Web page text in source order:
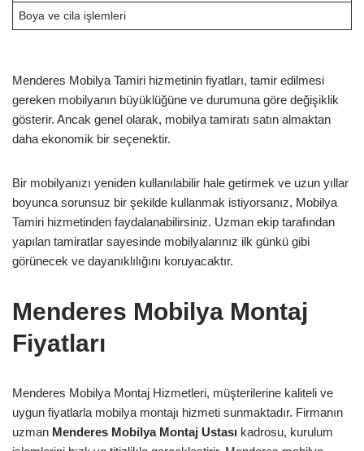
Boya ve cila işlemleri
Menderes Mobilya Tamiri hizmetinin fiyatları, tamir edilmesi
gereken mobilyanın büyüklüğüne ve durumuna göre değişiklik
gösterir. Ancak genel olarak, mobilya tamiratı satın almaktan
daha ekonomik bir seçenektir.
Bir mobilyanızı yeniden kullanılabilir hale getirmek ve uzun yıllar
boyunca sorunsuz bir şekilde kullanmak istiyorsanız, Mobilya
Tamiri hizmetinden faydalanabilirsiniz. Uzman ekip tarafından
yapılan tamiratlar sayesinde mobilyalarınız ilk günkü gibi
görünecek ve dayanıklılığını koruyacaktır.
Menderes Mobilya Montaj
Fiyatları
Menderes Mobilya Montaj Hizmetleri, müşterilerine kaliteli ve
uygun fiyatlarla mobilya montajı hizmeti sunmaktadır. Firmanın
uzman Menderes Mobilya Montaj Ustası kadrosu, kurulum